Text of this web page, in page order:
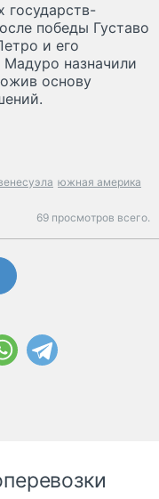
государств-
победы Густаво
и его
Мадуро назначили
основу
южная америка
69 просмотров всего.